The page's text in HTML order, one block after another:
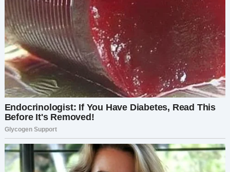
гордости всё испортить.
Я ушла от неё, чувствуя себя ещё более
потерянной. Больше никому не рассказывала.
Продолжала улыбаться при сыне. Спала на
самом краешке кровати. А в голове снова и
снова прокручивались те сообщения…
А сегодня мне написала Мира.
Она сказала, что не знала, что он женат.
Мои руки задрожали, пока я читала её